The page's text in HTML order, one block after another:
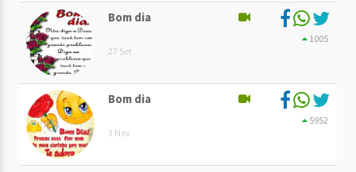
Bom dia
27 Set
1005
Bom dia
3 Nov
5952